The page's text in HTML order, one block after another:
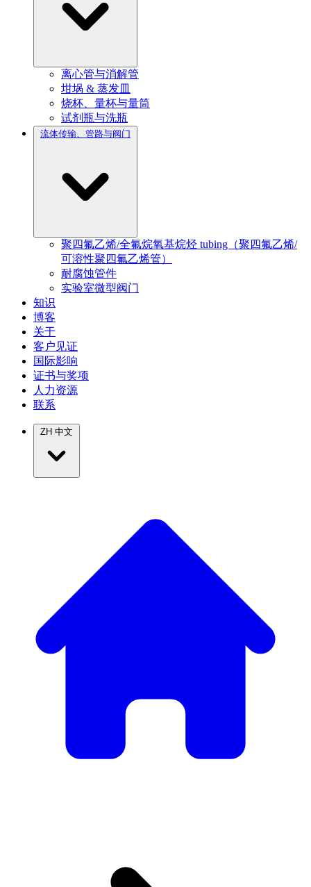
离心管与消解管
坩埚 & 蒸发皿
烧杯、量杯与量筒
试剂瓶与洗瓶
流体传输、管路与阀门
聚四氟乙烯/全氟烷氧基烷烃 tubing（聚四氟乙烯/
可溶性聚四氟乙烯管）
耐腐蚀管件
实验室微型阀门
知识
博客
关于
客户见证
国际影响
证书与奖项
人力资源
联系
ZH 中文